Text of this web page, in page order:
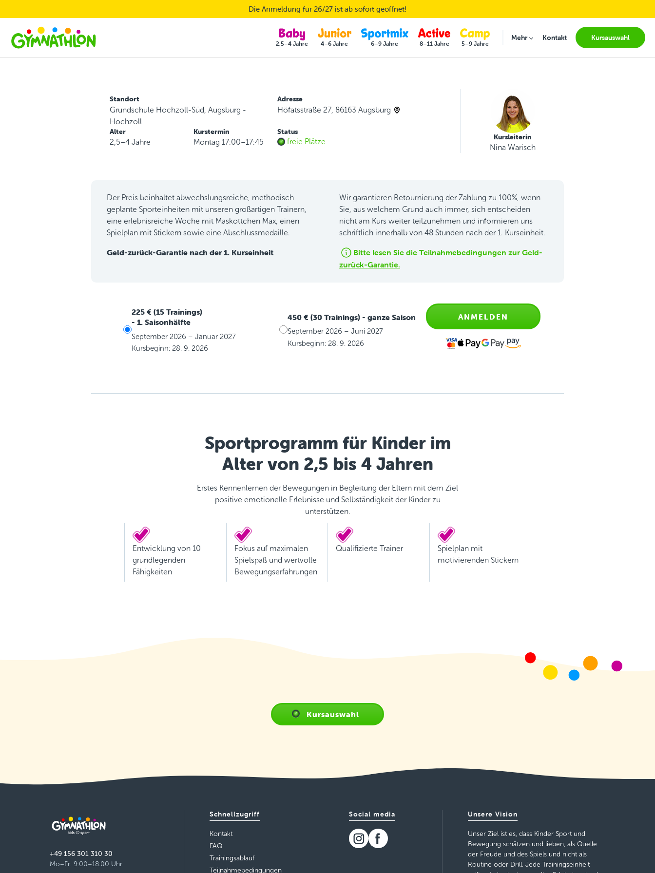
Die Anmeldung für 26/27 ist ab sofort geöffnet!
2,5–4 Jahre 4–6 Jahre 6–9 Jahre 8–11 Jahre 5–9 Jahre
MehrSubmenu for "Mehr"
Kontakt Kursauswahl
Standort
Grundschule Hochzoll-Süd, Augsburg -
Hochzoll
Adresse
Höfatsstraße 27, 86163 Augsburg
Alter
2,5–4 Jahre
Kurstermin
Montag 17:00–17:45
Status
freie Plätze Kursleiterin
Nina Warisch
Der Preis beinhaltet abwechslungsreiche, methodisch
geplante Sporteinheiten mit unseren großartigen Trainern,
eine erlebnisreiche Woche mit Maskottchen Max, einen
Spielplan mit Stickern sowie eine Abschlussmedaille.
Geld-zurück-Garantie nach der 1. Kurseinheit
Wir garantieren Retournierung der Zahlung zu 100%, wenn
Sie, aus welchem Grund auch immer, sich entscheiden
nicht am Kurs weiter teilzunehmen und informieren uns
schriftlich innerhalb von 48 Stunden nach der 1. Kurseinheit.
Bitte lesen Sie die Teilnahmebedingungen zur Geld-
zurück-Garantie.
225 € (15 Trainings)
- 1. Saisonhälfte
September 2026 – Januar 2027
Kursbeginn: 28. 9. 2026
450 € (30 Trainings) - ganze Saison
September 2026 – Juni 2027
Kursbeginn: 28. 9. 2026
ANMELDEN
Sportprogramm für Kinder im
Alter von 2,5 bis 4 Jahren
Erstes Kennenlernen der Bewegungen in Begleitung der Eltern mit dem Ziel
positive emotionelle Erlebnisse und Selbständigkeit der Kinder zu
unterstützen.
Entwicklung von 10
grundlegenden
Fähigkeiten
Fokus auf maximalen
Spielspaß und wertvolle
Bewegungserfahrungen
Qualifizierte Trainer
Spielplan mit
motivierenden Stickern
Kursauswahl
+49 156 301 310 30
Mo–Fr: 9:00–18:00 Uhr
Schnellzugriff
Kontakt
FAQ
Trainingsablauf
Teilnahmebedingungen
Social media Unsere Vision
Unser Ziel ist es, dass Kinder Sport und
Bewegung schätzen und lieben, als Quelle
der Freude und des Spiels und nicht als
Routine oder Drill. Jede Trainingseinheit